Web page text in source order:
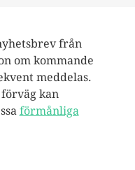
från
om kommande
meddelas.
kan
förmånliga